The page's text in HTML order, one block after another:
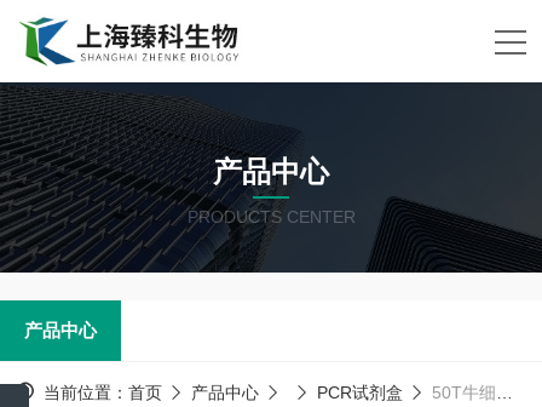
产品中心
PRODUCTS CENTER
产品中心
当前位置： 首页 产品中心 PCR试剂盒 50T牛细小病毒（BPV）PCR试剂盒